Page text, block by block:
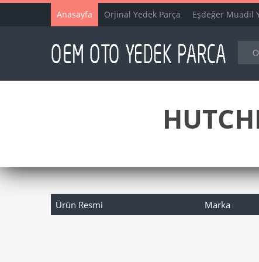
Anasayfa Orjinal Yedek Parça Eşdeğer Muadil
Ürün Resmi Marka